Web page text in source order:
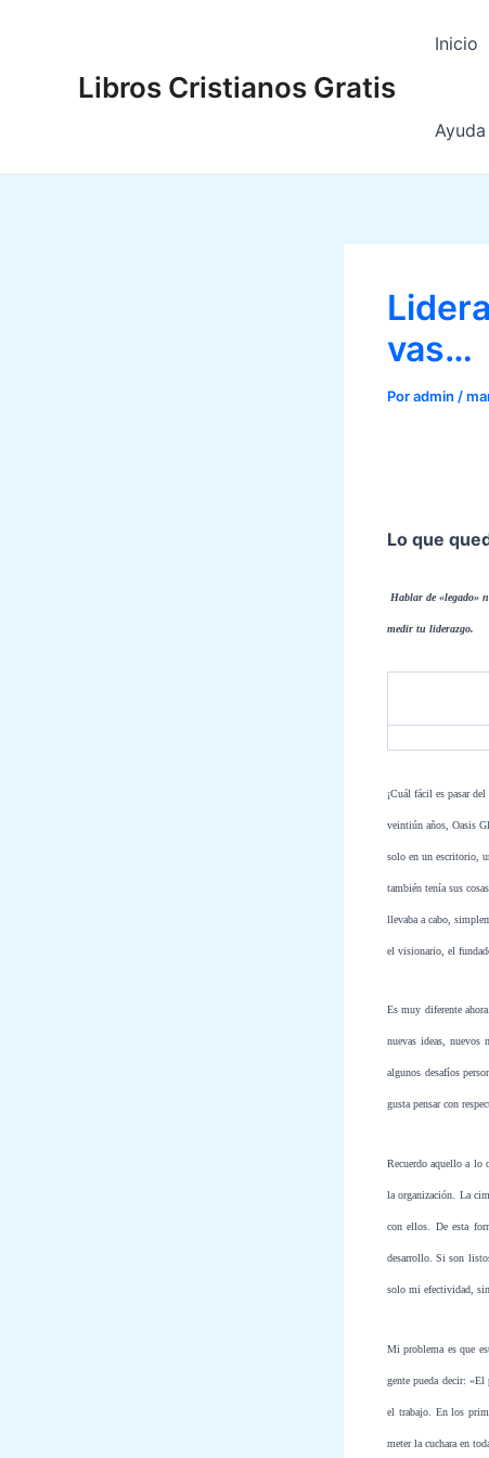
Libros Cristianos Gratis
Inicio
vas…
Poradmin /
Lo que
Hablar de «legado»
medir tu liderazgo.
¡Cuál fácil es pasar
veintiún años, Oasis
solo en un escritorio,
también tenía sus
llevaba a cabo,
el visionario, el
Es muy diferente
nuevas ideas, nuevos
algunos desafíos
gusta pensar con
Recuerdo aquello a lo
la organización. La
con ellos. De esta
desarrollo. Si son
solo mi efectividad,
Mi problema es que
gente pueda decir: «El
el trabajo. En los
meter la cuchara en